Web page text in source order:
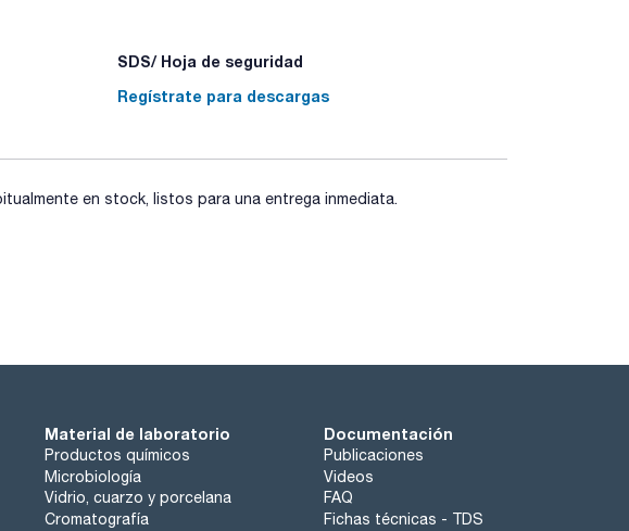
SDS/ Hoja de seguridad
Regístrate para descargas
en stock, listos para una entrega inmediata.
Material de laboratorio
Productos químicos
Microbiología
Vidrio, cuarzo y porcelana
Cromatografía
Documentación
Publicaciones
Videos
FAQ
Fichas técnicas - TDS